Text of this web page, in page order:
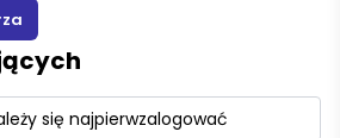
się najpierwzalogować